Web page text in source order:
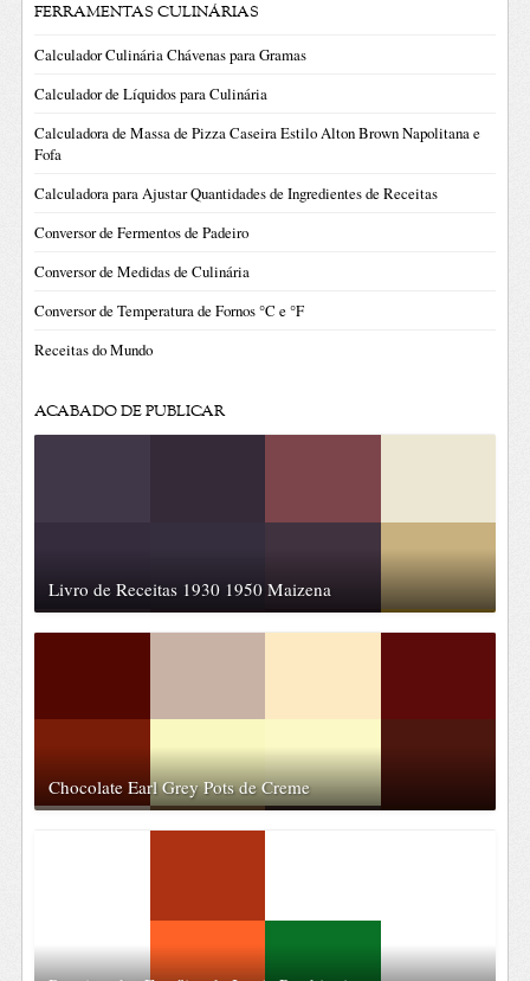
FERRAMENTAS CULINÁRIAS
Calculador Culinária Chávenas para Gramas
Calculador de Líquidos para Culinária
Calculadora de Massa de Pizza Caseira Estilo Alton Brown Napolitana e
Fofa
Calculadora para Ajustar Quantidades de Ingredientes de Receitas
Conversor de Fermentos de Padeiro
Conversor de Medidas de Culinária
Conversor de Temperatura de Fornos °C e °F
Receitas do Mundo
ACABADO DE PUBLICAR
Livro de Receitas 1930 1950 Maizena
Chocolate Earl Grey Pots de Creme